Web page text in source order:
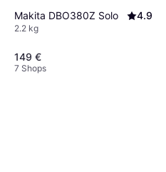
Makita DBO380Z Solo 4.9
2.2 kg
149 €
7 Shops